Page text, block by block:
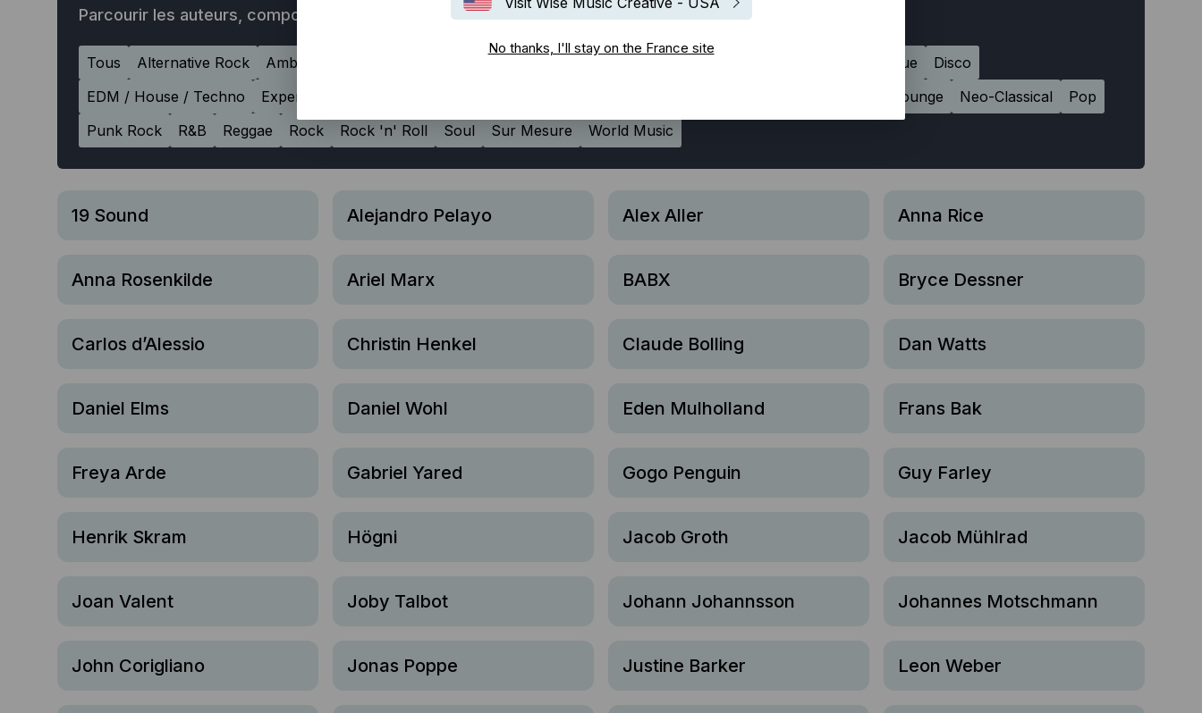
No thanks, I'll stay on the France site
Parcourir les auteurs, compositeurs
Tous Alternative Rock Ambient Classique
Disco
EDM / House / Techno
Experimental Lounge Neo-Classical
Pop
Punk Rock
R&B Reggae Rock Rock 'n' Roll Soul Sur Mesure World Music
19 Sound Alejandro Pelayo Alex Aller Anna Rice
Anna Rosenkilde Ariel Marx BABX Bryce Dessner
Carlos d’Alessio Christin Henkel Claude Bolling Dan Watts
Daniel Elms Daniel Wohl Eden Mulholland Frans Bak
Freya Arde Gabriel Yared Gogo Penguin Guy Farley
Henrik Skram Högni Jacob Groth Jacob Mühlrad
Joan Valent Joby Talbot Johann Johannsson Johannes Motschmann
John Corigliano Jonas Poppe Justine Barker Leon Weber